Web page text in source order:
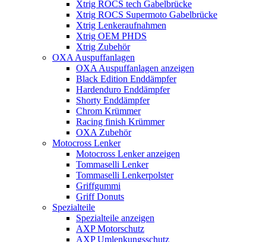
Xtrig ROCS tech Gabelbrücke
Xtrig ROCS Supermoto Gabelbrücke
Xtrig Lenkeraufnahmen
Xtrig OEM PHDS
Xtrig Zubehör
OXA Auspuffanlagen
OXA Auspuffanlagen anzeigen
Black Edition Enddämpfer
Hardenduro Enddämpfer
Shorty Enddämpfer
Chrom Krümmer
Racing finish Krümmer
OXA Zubehör
Motocross Lenker
Motocross Lenker anzeigen
Tommaselli Lenker
Tommaselli Lenkerpolster
Griffgummi
Griff Donuts
Spezialteile
Spezialteile anzeigen
AXP Motorschutz
AXP Umlenkungsschutz